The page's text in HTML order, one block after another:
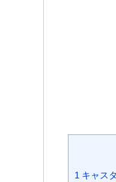
1 キャス